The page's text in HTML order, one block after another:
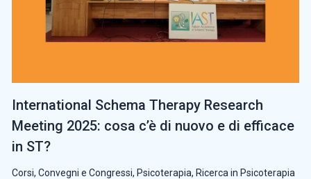
International Schema Therapy Research
Meeting 2025: cosa c’è di nuovo e di efficace
in ST?
Corsi, Convegni e Congressi, Psicoterapia, Ricerca in Psicoterapia